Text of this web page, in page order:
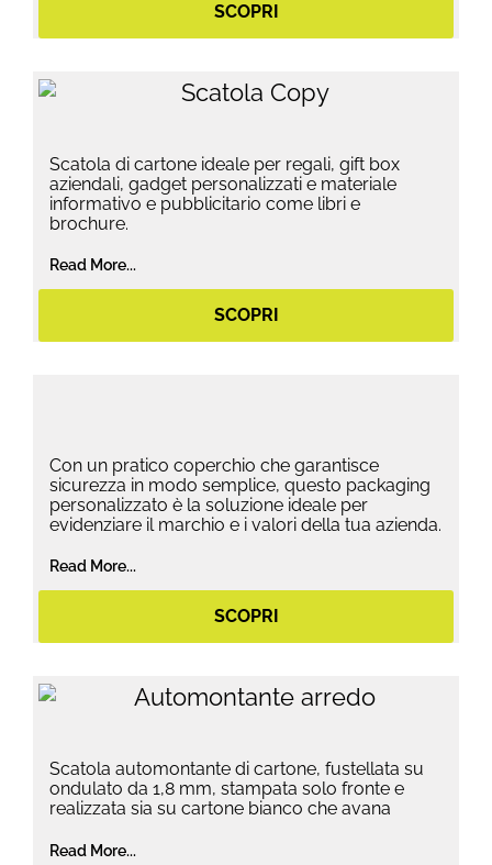
SCOPRI
Scatola di cartone ideale per regali, gift box
aziendali, gadget personalizzati e materiale
informativo e pubblicitario come libri e
brochure.
Read More...
SCOPRI
Con un pratico coperchio che garantisce
sicurezza in modo semplice, questo packaging
personalizzato è la soluzione ideale per
evidenziare il marchio e i valori della tua azienda.
Read More...
SCOPRI
Scatola automontante di cartone, fustellata su
ondulato da 1,8 mm, stampata solo fronte e
realizzata sia su cartone bianco che avana
Read More...